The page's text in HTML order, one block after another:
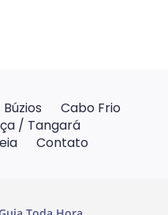
Cabo Frio
/ Tangará
Contato